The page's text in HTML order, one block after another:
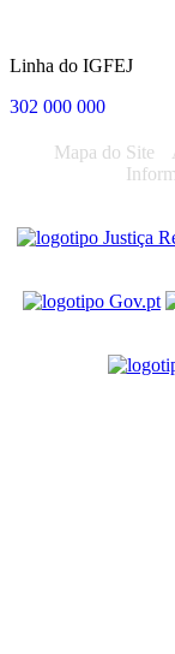
Linha do IGFEJ
302 000 000
Mapa do Site